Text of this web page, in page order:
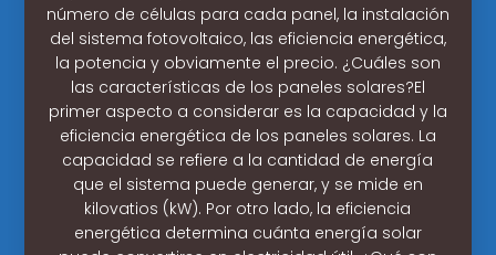
número de células para cada panel, la instalación
del sistema fotovoltaico, las eficiencia energética,
la potencia y obviamente el precio. ¿Cuáles son
las características de los paneles solares?El
primer aspecto a considerar es la capacidad y la
eficiencia energética de los paneles solares. La
capacidad se refiere a la cantidad de energía
que el sistema puede generar, y se mide en
kilovatios (kW). Por otro lado, la eficiencia
energética determina cuánta energía solar